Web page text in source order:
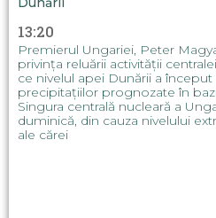
13:20
Premierul Ungariei, Peter
privința reluării activității
ce nivelul apei Dunării a
precipitațiilor prognozate în
Singura centrală nucleară a
duminică, din cauza nivelului
ale cărei